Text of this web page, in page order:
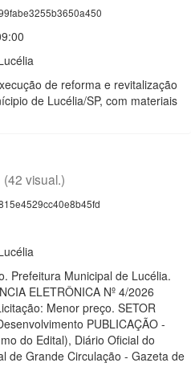
de reforma e revitalização
de Lucélia/SP, com materiais
(42 visual.)
Prefeitura Municipal de Lucélia.
ELETRÔNICA Nº 4/2026
Menor preço. SETOR
PUBLICAÇÃO -
do Edital), Diário Oficial do
de Grande Circulação - Gazeta de